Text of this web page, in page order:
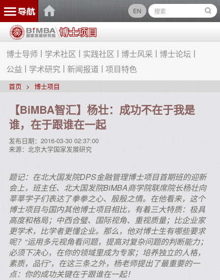
EN
博士导师 学术社区 实践社区 博士风采
博士论坛
公益
学术研究 新闻报道 项目特色
首页 博士项目
【BiMBA智汇】杨壮：成功不在于我是
谁，在于跟谁在一起
发布日期： 2016-03-30 02:37:00
来源： 北京大学国家发展研究
题记：在北大国发院DPS金融管理博士项目首期班的迎新
会上，班主任、北大国发院BiMBA商学院联席院长杨壮向
莘莘学子们表达了拳拳之心、殷殷之情。在他看来，这个
博士项目与国内其他博士项目相比，有着三大特质：极具
高度和格局；中西合璧、国际视角、重视质量；比企业家
更学术，比学者更懂企业。那么，他对博士生有哪些要求
呢？“运用多元视角看问题，提高对复杂问题的判断能力；
必须下决心，在你的领域里成为专家；培养独立的人格，
素质，品行”，在这三条之外，杨老师提出了最重要的一
点：你的成功关键在于跟谁在一起！